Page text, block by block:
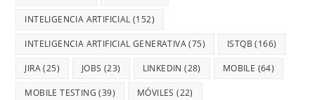
INTELIGENCIA ARTIFICIAL (152)
INTELIGENCIA ARTIFICIAL GENERATIVA(75) ISTQB (166)
JIRA(25) JOBS (23) LINKEDIN (28) MOBILE (64)
MOBILE TESTING (39) MÓVILES (22)